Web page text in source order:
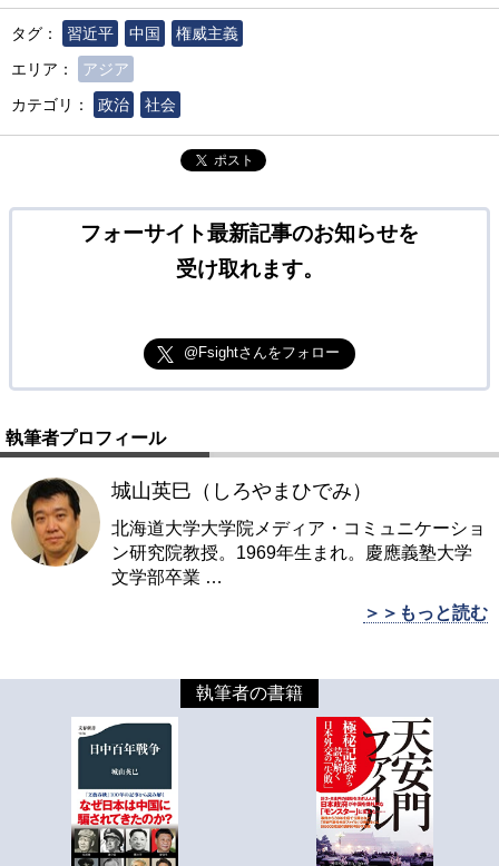
タグ： 習近平 中国
権威主義
エリア：
アジア
カテゴリ：
政治 社会
ポスト
フォーサイト最新記事のお知らせを
受け取れます。
@Fsightさんをフォロー
執筆者プロフィール
城山英巳（しろやまひでみ）
北海道大学大学院メディア・コミュニケーショ
ン研究院教授。1969年生まれ。慶應義塾大学
文学部卒業 …
＞＞もっと読む
執筆者の書籍